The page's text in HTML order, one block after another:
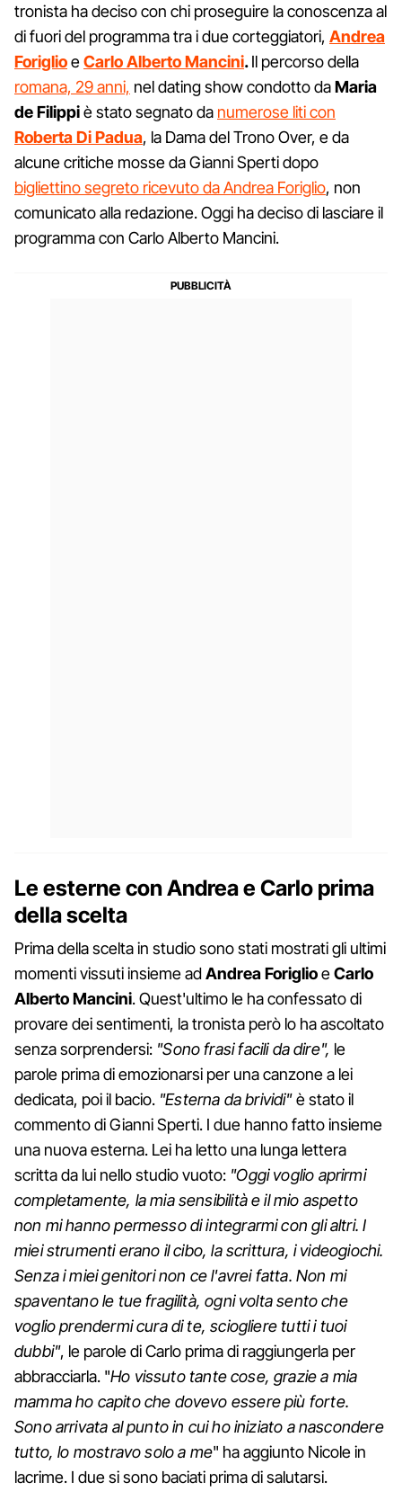
tronista ha deciso con chi proseguire la conoscenza al
di fuori del programma tra i due corteggiatori, Andrea
ForiglioeCarlo Alberto Mancini.Il percorso della
romana, 29 anni, nel dating show condotto daMaria
de Filippiè stato segnato da numerose liti con
Roberta Di Padua, la Dama del Trono Over, e da
alcune critiche mosse da Gianni Sperti dopo
bigliettino segreto ricevuto da Andrea Foriglio, non
comunicato alla redazione. Oggi ha deciso di lasciare il
programma con Carlo Alberto Mancini.
Le esterne con Andrea e Carlo prima
della scelta
Prima della scelta in studio sono stati mostrati gli ultimi
momenti vissuti insieme adAndrea ForiglioeCarlo
Alberto Mancini. Quest'ultimo le ha confessato di
provare dei sentimenti, la tronista però lo ha ascoltato
senza sorprendersi: "Sono frasi facili da dire", le
parole prima di emozionarsi per una canzone a lei
dedicata, poi il bacio. "Esterna da brividi"è stato il
commento di Gianni Sperti. I due hanno fatto insieme
una nuova esterna. Lei ha letto una lunga lettera
scritta da lui nello studio vuoto: "Oggi voglio aprirmi
completamente, la mia sensibilità e il mio aspetto
non mi hanno permesso di integrarmi con gli altri. I
miei strumenti erano il cibo, la scrittura, i videogiochi.
Senza i miei genitori non ce l'avrei fatta. Non mi
spaventano le tue fragilità, ogni volta sento che
voglio prendermi cura di te, sciogliere tutti i tuoi
dubbi", le parole di Carlo prima di raggiungerla per
abbracciarla. "Ho vissuto tante cose, grazie a mia
mamma ho capito che dovevo essere più forte.
Sono arrivata al punto in cui ho iniziato a nascondere
tutto, lo mostravo solo a me" ha aggiunto Nicole in
lacrime. I due si sono baciati prima di salutarsi.